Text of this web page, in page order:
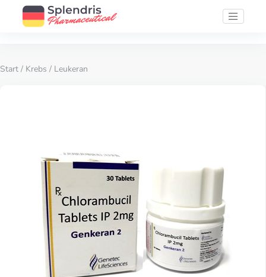
Start / Krebs / Leukeran